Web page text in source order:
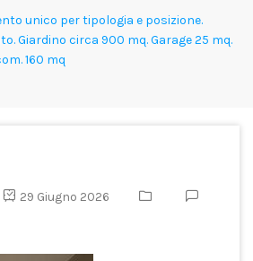
unico per tipologia e posizione.
Giardino circa 900 mq. Garage 25 mq.
160 mq
29 Giugno 2026